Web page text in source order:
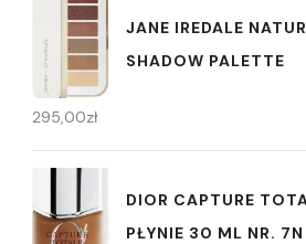
JANE IREDALE
SHADOW PALETTE
295,00zł
DIOR CAPTURE
PŁYNIE 30 ML NR. 7N